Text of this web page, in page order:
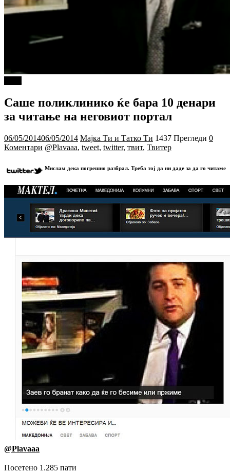
Саше поликлинико ќе бара 10 денари
за читање на неговиот портал
06/05/201406/05/2014 Мајка Ти и Татко Ти 1437 Прегледи 0
Коментари @Plavaaa, tweet, twitter, твит, Твитер
Мислам дека погрешно разбрал. Треба тој да ни даде за да го читаме
@Plavaaa
Посетено 1.285 пати